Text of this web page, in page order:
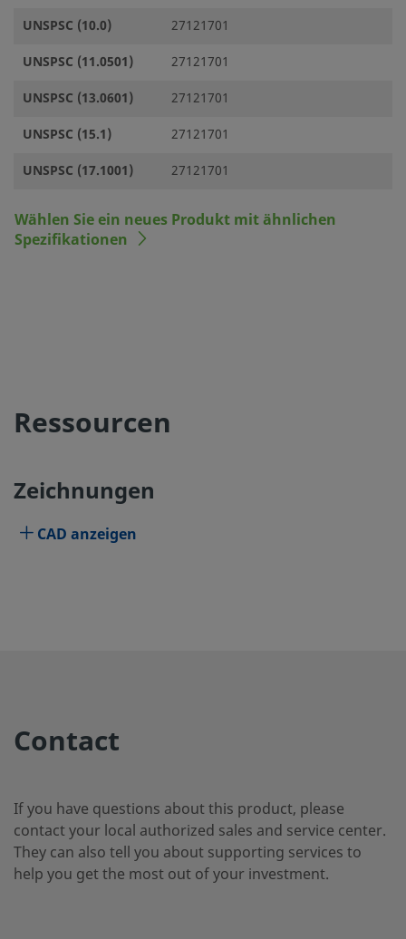
UNSPSC (10.0)
27121701
UNSPSC (11.0501)
27121701
UNSPSC (13.0601)
27121701
UNSPSC (15.1)
27121701
UNSPSC (17.1001)
27121701
Wählen Sie ein neues Produkt mit ähnlichen
Spezifikationen
Ressourcen
Zeichnungen
CAD anzeigen
Contact
If you have questions about this product, please
contact your local authorized sales and service center.
They can also tell you about supporting services to
help you get the most out of your investment.